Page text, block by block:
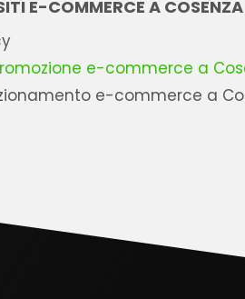
E-COMMERCE A
e-commerce a
e-commerce a